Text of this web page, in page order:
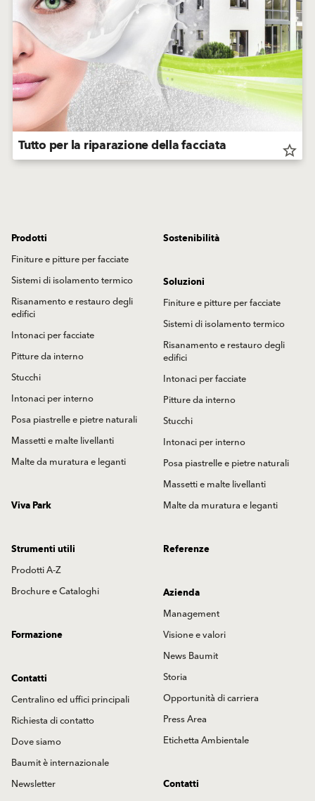
Tutto per la riparazione della facciata star_border
Prodotti
Finiture e pitture per facciate
Sistemi di isolamento termico
Risanamento e restauro degli
edifici
Intonaci per facciate
Pitture da interno
Stucchi
Intonaci per interno
Posa piastrelle e pietre naturali
Massetti e malte livellanti
Malte da muratura e leganti
Sostenibilità
Soluzioni
Finiture e pitture per facciate
Sistemi di isolamento termico
Risanamento e restauro degli
edifici
Intonaci per facciate
Pitture da interno
Stucchi
Intonaci per interno
Posa piastrelle e pietre naturali
Massetti e malte livellanti
Malte da muratura e leganti
Viva Park
Strumenti utili
Prodotti A-Z
Brochure e Cataloghi
Referenze
Azienda
Management
Visione e valori
News Baumit
Storia
Opportunità di carriera
Press Area
Etichetta Ambientale
Formazione
Contatti
Centralino ed uffici principali
Richiesta di contatto
Dove siamo
Baumit è internazionale
Newsletter
Contatti